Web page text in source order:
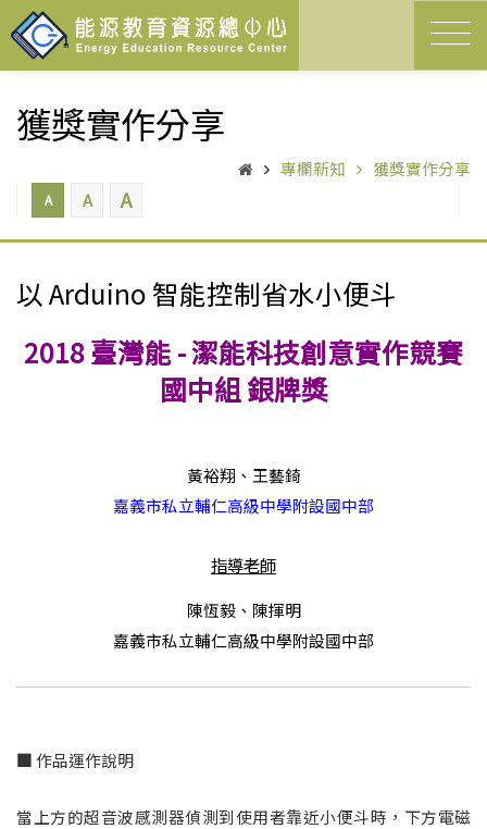
獲獎實作分享
專欄新知 獲獎實作分享
A A A
以 Arduino 智能控制省水小便斗
2018 臺灣能 - 潔能科技創意實作競賽
國中組 銀牌獎
黃裕翔、王藝錡
嘉義市私立輔仁高級中學附設國中部
指導老師
陳恆毅、陳揮明
嘉義市私立輔仁高級中學附設國中部
■ 作品運作說明
當上方的超音波感測器偵測到使用者靠近小便斗時，下方電磁